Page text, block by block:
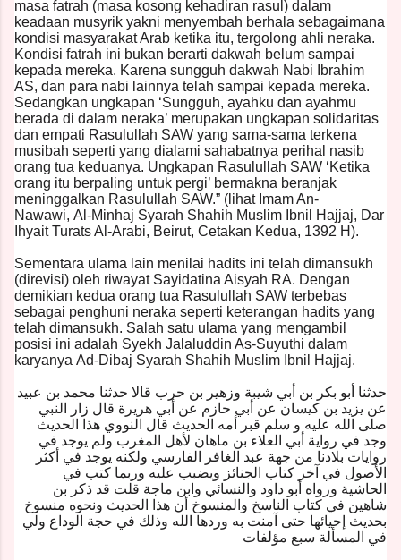
masa fatrah (masa kosong kehadiran rasul) dalam
keadaan musyrik yakni menyembah berhala sebagaimana
kondisi masyarakat Arab ketika itu, tergolong ahli neraka.
Kondisi fatrah ini bukan berarti dakwah belum sampai
kepada mereka. Karena sungguh dakwah Nabi Ibrahim
AS, dan para nabi lainnya telah sampai kepada mereka.
Sedangkan ungkapan ‘Sungguh, ayahku dan ayahmu
berada di dalam neraka’ merupakan ungkapan solidaritas
dan empati Rasulullah SAW yang sama-sama terkena
musibah seperti yang dialami sahabatnya perihal nasib
orang tua keduanya. Ungkapan Rasulullah SAW ‘Ketika
orang itu berpaling untuk pergi’ bermakna beranjak
meninggalkan Rasulullah SAW.” (lihat Imam An-
Nawawi, Al-Minhaj Syarah Shahih Muslim Ibnil Hajjaj, Dar
Ihyait Turats Al-Arabi, Beirut, Cetakan Kedua, 1392 H).
Sementara ulama lain menilai hadits ini telah dimansukh
(direvisi) oleh riwayat Sayidatina Aisyah RA. Dengan
demikian kedua orang tua Rasulullah SAW terbebas
sebagai penghuni neraka seperti keterangan hadits yang
telah dimansukh. Salah satu ulama yang mengambil
posisi ini adalah Syekh Jalaluddin As-Suyuthi dalam
karyanya Ad-Dibaj Syarah Shahih Muslim Ibnil Hajjaj.
حدثنا أبو بكر بن أبي شيبة وزهير بن حرب قالا حدثنا محمد بن عبيد
عن يزيد بن كيسان عن أبي حازم عن أبي هريرة قال زار النبي
صلى الله عليه و سلم قبر أمه الحديث قال النووي هذا الحديث
وجد في رواية أبي العلاء بن ماهان لأهل المغرب ولم يوجد في
روايات بلادنا من جهة عبد الغافر الفارسي ولكنه يوجد في أكثر
الأصول في آخر كتاب الجنائز ويضبب عليه وربما كتب في
الحاشية ورواه أبو داود والنسائي وابن ماجة قلت قد ذكر بن
شاهين في كتاب الناسخ والمنسوخ أن هذا الحديث ونحوه منسوخ
بحديث إحيائها حتى آمنت به وردها الله وذلك في حجة الوداع ولي
في المسألة سبع مؤلفات